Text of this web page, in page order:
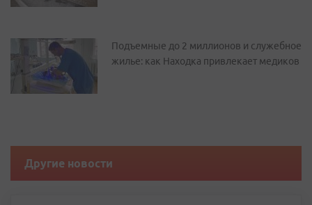
Подъемные до 2 миллионов и служебное
жилье: как Находка привлекает медиков
Другие новости